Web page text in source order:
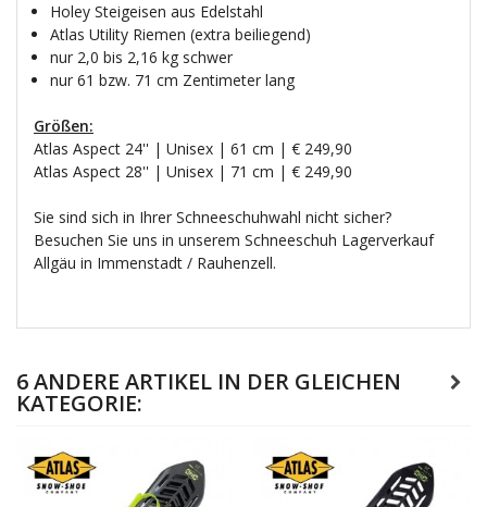
Holey Steigeisen aus Edelstahl
Atlas Utility Riemen (extra beiliegend)
nur 2,0 bis 2,16 kg schwer
nur 61 bzw. 71 cm Zentimeter lang
Größen:
Atlas Aspect 24'' | Unisex | 61 cm | € 249,90
Atlas Aspect 28'' | Unisex | 71 cm | € 249,90
Sie sind sich in Ihrer Schneeschuhwahl nicht sicher?
Besuchen Sie uns in unserem Schneeschuh Lagerverkauf
Allgäu in Immenstadt / Rauhenzell.
6 ANDERE ARTIKEL IN DER GLEICHEN
KATEGORIE: